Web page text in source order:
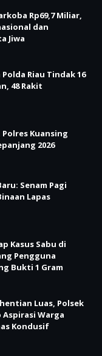
Rp69,7 Miliar,
dan
Jiwa
Riau Tindak 16
48 Rakit
Kuansing
2026
Senam Pagi
Lapas
Kasus Sabu di
Pengguna
Bukti 1 Gram
Luas, Polsek
Aspirasi Warga
Kondusif